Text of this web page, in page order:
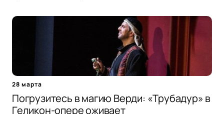
28 марта
Погрузитесь в магию Верди: «Трубадур» в
Геликон-опере оживает